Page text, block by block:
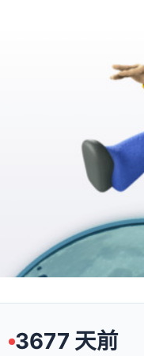
3677 天前